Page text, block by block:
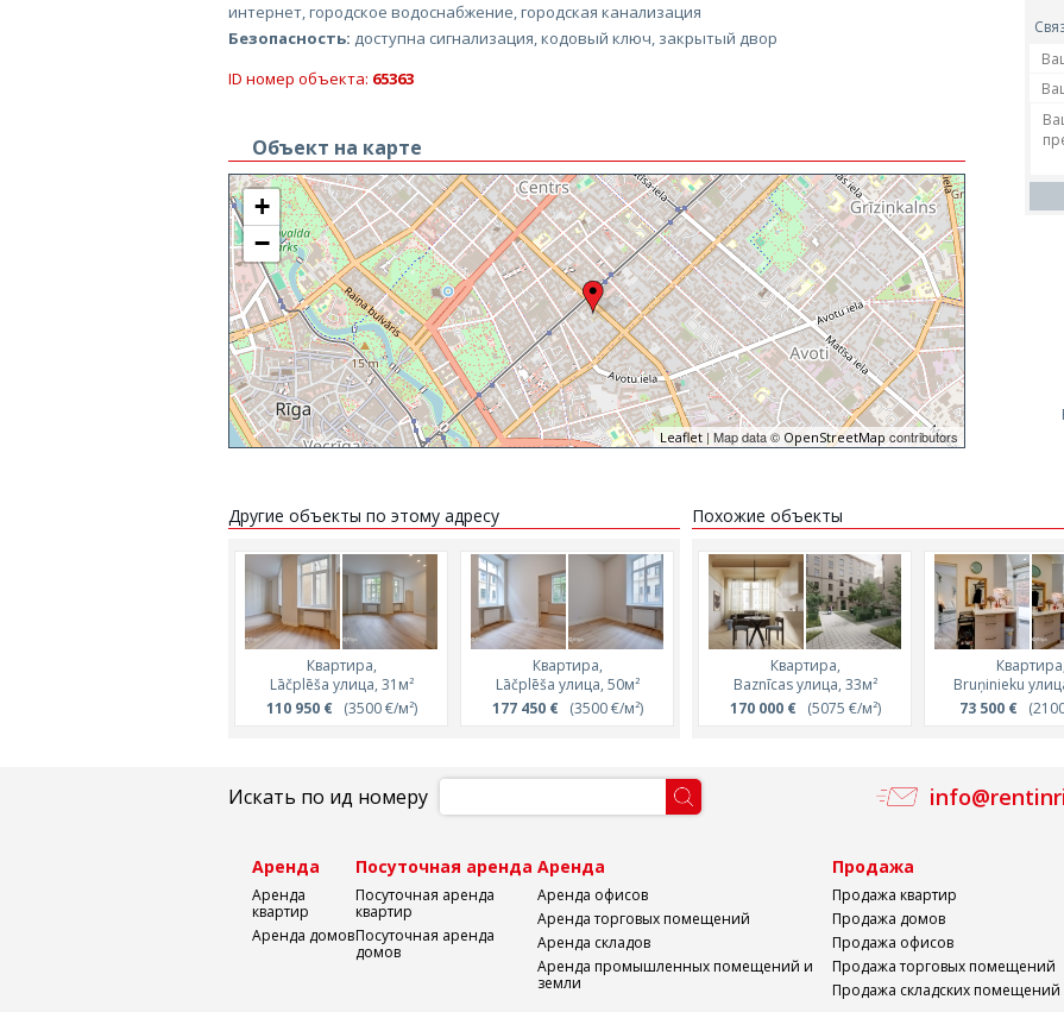
интернет, городское водоснабжение, городская канализация
Безопасность: доступна сигнализация, кодовый ключ, закрытый двор
ID номер объекта: 65363
Объект на карте
+
−
Leaflet | Map data © OpenStreetMap contributors
Другие объекты по этому адресу
Квартира,
Lāčplēša улица, 31м²
110 950 €(3500 €/м²)
Квартира,
Lāčplēša улица, 50м²
177 450 €(3500 €/м²)
Квартира,
Lāčplēša улица, 48м²
165 240 € (3400 €/м²)
Квартира,
Lāčplēša улица,
139 480 €(2200
Похожие объекты
Квартира,
Baznīcas улица, 33м²
170 000 €(5075 €/м²)
Квартира,
Bruņinieku
73 500 €
Искать по ид номеру
Аренда
Аренда
квартир
Аренда домов
Посуточная аренда
Посуточная аренда
квартир
Посуточная аренда
домов
Аренда
Аренда офисов
Аренда торговых помещений
Аренда складов
Аренда промышленных помещений и
земли
Продажа
Продажа квартир
Продажа домов
Продажа офисов
Продажа торговых помещений
Продажа складских помещений